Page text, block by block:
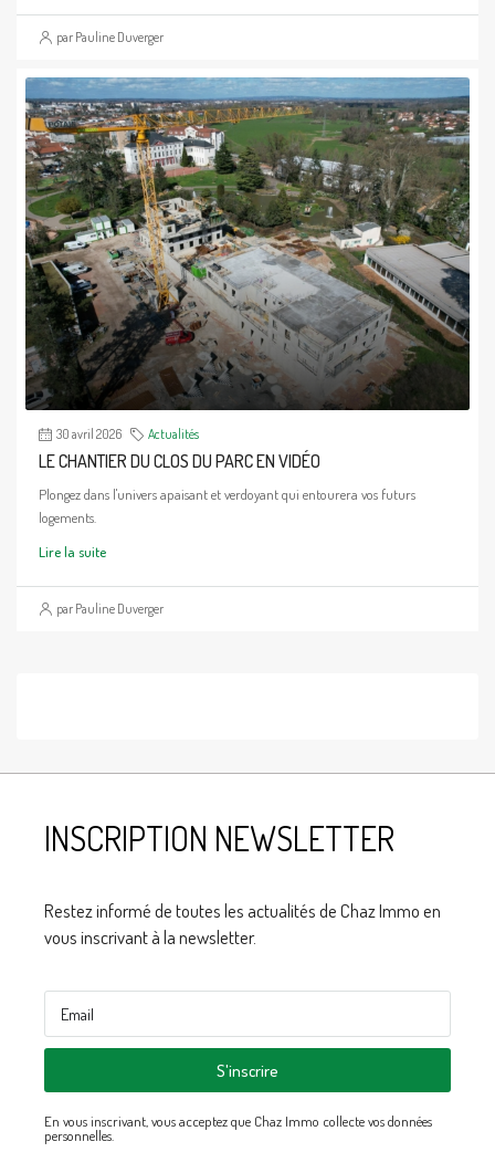
par Pauline Duverger
30 avril 2026 Actualités
LE CHANTIER DU CLOS DU PARC EN VIDÉO
Plongez dans l'univers apaisant et verdoyant qui entourera vos futurs
logements.
Lire la suite
par Pauline Duverger
INSCRIPTION NEWSLETTER
Restez informé de toutes les actualités de Chaz Immo en
vous inscrivant à la newsletter.
S'inscrire
En vous inscrivant, vous acceptez que Chaz Immo collecte vos données
personnelles.